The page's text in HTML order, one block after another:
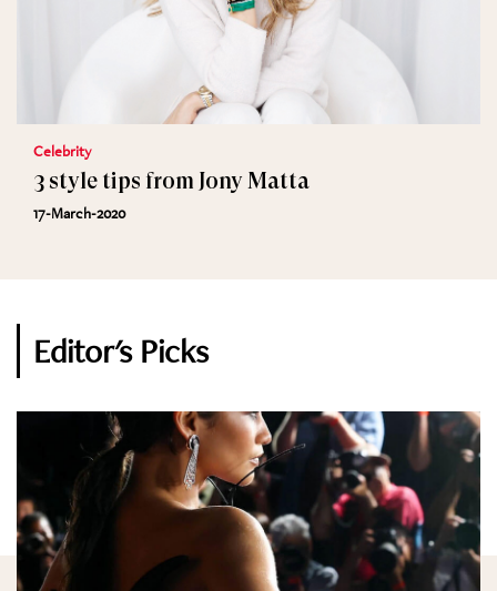
Celebrity
3 style tips from Jony Matta
17-March-2020
Editor's Picks